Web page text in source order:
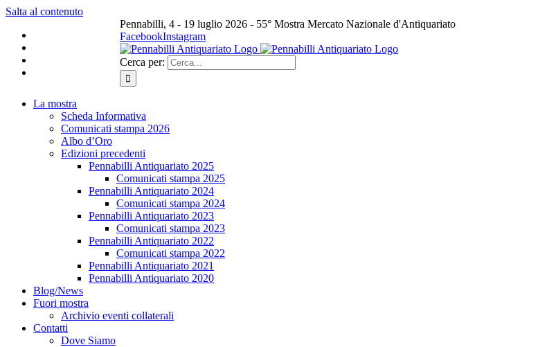
Salta al contenuto
Pennabilli, 4 - 19 luglio 2026 - 55° Mostra Mercato Nazionale d'Antiquariato
FacebookInstagram
Cerca per:
La mostra
Scheda Informativa
Comunicati stampa 2026
Albo d’Oro
Edizioni precedenti
Pennabilli Antiquariato 2025
Comunicati stampa 2025
Pennabilli Antiquariato 2024
Comunicati stampa 2024
Pennabilli Antiquariato 2023
Comunicati stampa 2023
Pennabilli Antiquariato 2022
Comunicati stampa 2022
Pennabilli Antiquariato 2021
Pennabilli Antiquariato 2020
Blog/News
Fuori mostra
Archivio eventi collaterali
Contatti
Dove Siamo